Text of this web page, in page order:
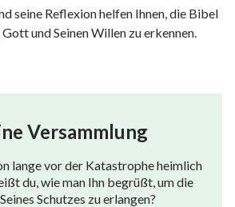
seine Reflexion helfen Ihnen, die Bibel
und Seinen Willen zu erkennen.
Versammlung
lange vor der Katastrophe heimlich
du, wie man Ihn begrüßt, um die
Schutzes zu erlangen?